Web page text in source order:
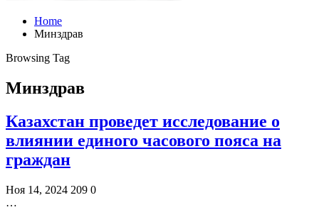
Home
Минздрав
Browsing Tag
Минздрав
Казахстан проведет исследование о
влиянии единого часового пояса на
граждан
Ноя 14, 2024 209 0
…